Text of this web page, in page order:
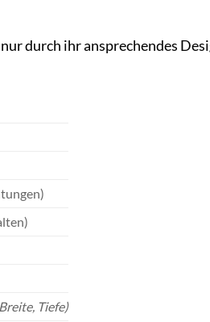
durch ihr ansprechendes
Tiefe)